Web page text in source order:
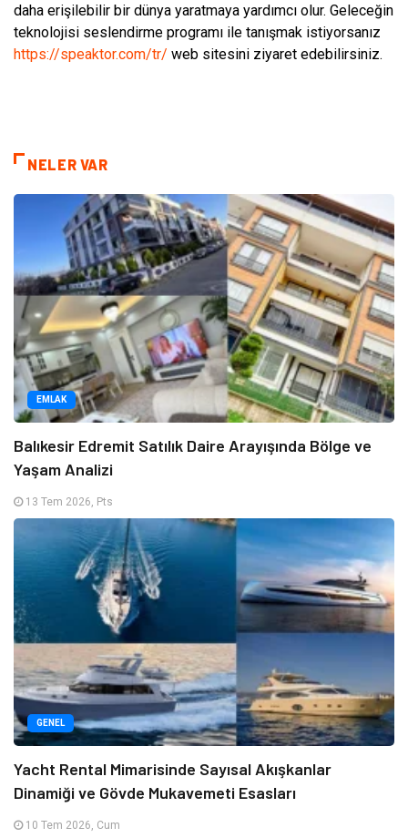
daha erişilebilir bir dünya yaratmaya yardımcı olur. Geleceğin
teknolojisi seslendirme programı ile tanışmak istiyorsanız
https://speaktor.com/tr/ web sitesini ziyaret edebilirsiniz.
NELER VAR
EMLAK
Balıkesir Edremit Satılık Daire Arayışında Bölge ve
Yaşam Analizi
13 Tem 2026, Pts
GENEL
Yacht Rental Mimarisinde Sayısal Akışkanlar
Dinamiği ve Gövde Mukavemeti Esasları
10 Tem 2026, Cum